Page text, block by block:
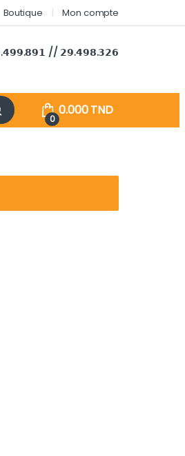
Boutique Mon compte
// 𝟮𝟵.𝟰𝟵𝟴.𝟯𝟮𝟲
0
0.000TND